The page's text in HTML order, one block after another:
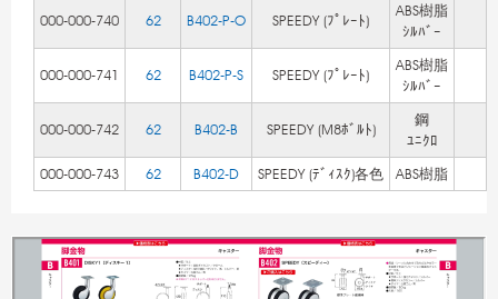
000-000-740 62 B402-P-O SPEEDY (ﾌﾟﾚｰﾄ)
ABS樹脂
ｼﾙﾊﾞｰ
000-000-741 62 B402-P-S SPEEDY (ﾌﾟﾚｰﾄ)
ABS樹脂
ｼﾙﾊﾞｰ
000-000-742 62 B402-B SPEEDY (M8ﾎﾞﾙﾄ)
鋼
ﾕﾆｸﾛ
000-000-743
62 B402-D SPEEDY (ﾃﾞｨｽｸ)各色 ABS樹脂